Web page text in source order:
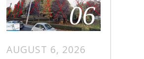
06
AUGUST 6, 2026